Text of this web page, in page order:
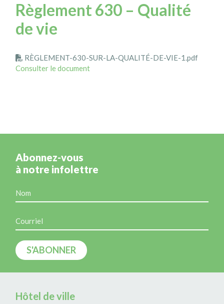
Règlement 630 – Qualité
de vie
RÈGLEMENT-630-SUR-LA-QUALITÉ-DE-VIE-1.pdf
Consulter le document
Abonnez-vous
à notre infolettre
Hôtel de ville